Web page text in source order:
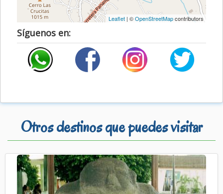
Leaflet | ©OpenStreetMapcontributors
Síguenos en:
Otros destinos que puedes visitar